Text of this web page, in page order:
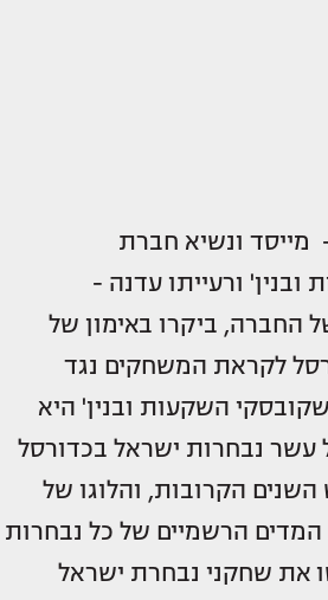
מייסד ונשיא חברת
ורעייתו עדנה -
ביקרו באימון של
לקראת המשחקים נגד
השקעות ובנין' היא
עשר נבחרות ישראל בכדורסל
השנים הקרובות, והלוגו של
הרשמיים של כל נבחרות
את שחקני נבחרת ישראל